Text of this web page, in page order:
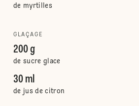
de myrtilles
GLAÇAGE
200 g
de sucre glace
30 ml
de jus de citron